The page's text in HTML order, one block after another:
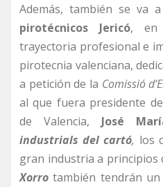
Además, también se va
pirotécnicos Jericó, en
trayectoria profesional e
pirotecnia valenciana,
a petición de la Comissió
al que fuera presidente
de Valencia, José
industrials del cartó, los
gran industria a principios
Xorro también tendrán